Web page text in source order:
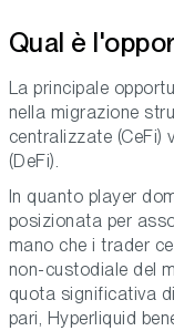
Qual è
La principale
nella migrazione
centralizzate (CeFi)
(DeFi).
In quanto player
posizionata per
mano che i trader
non-custodiale del
quota significativa
pari, Hyperliquid